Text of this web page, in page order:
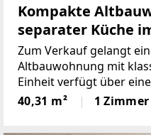
Kompakte
separater Küche
Zum Verkauf gelangt
Altbauwohnung mit
Einheit verfügt über
Badezimmer, eine
großzügiges Zimmer,
40,31 m² 1 Zimmer